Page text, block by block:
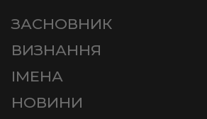
ЗАСНОВНИК
ВИЗНАННЯ
ІМЕНА
НОВИНИ